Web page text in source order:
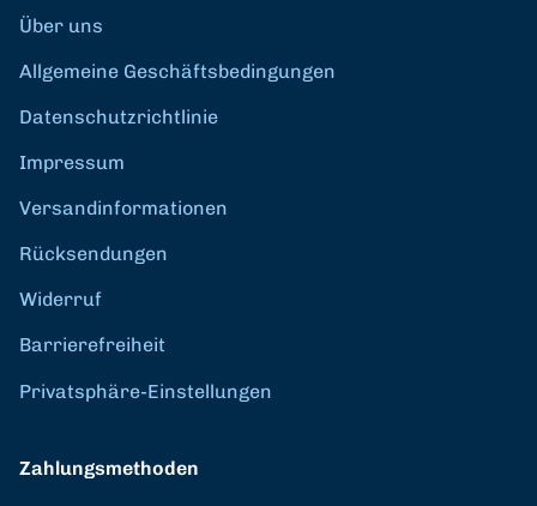
Über uns
Allgemeine Geschäftsbedingungen
Datenschutzrichtlinie
Impressum
Versandinformationen
Rücksendungen
Widerruf
Barrierefreiheit
Privatsphäre-Einstellungen
Zahlungsmethoden